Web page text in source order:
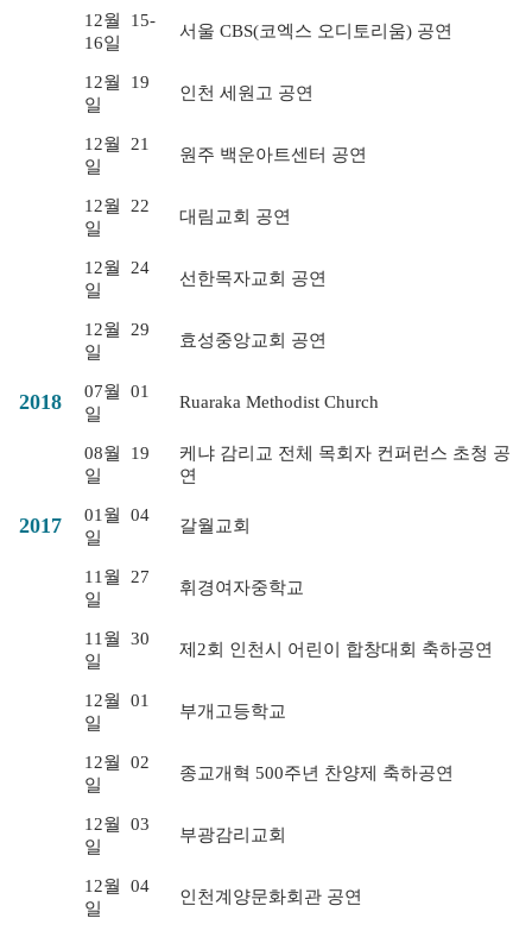
12월
15-
16일
서울 CBS(코엑스 오디토리움) 공연
12월
19
일
인천 세원고 공연
12월
21
일
원주 백운아트센터 공연
12월
22
일
대림교회 공연
12월
24
일
선한목자교회 공연
12월
29
일
효성중앙교회 공연
2018 07월
01
일
Ruaraka Methodist Church
08월
19
일
케냐 감리교 전체 목회자 컨퍼런스 초청 공
연
2017 01월
04
일
갈월교회
11월
27
일
휘경여자중학교
11월
30
일
제2회 인천시 어린이 합창대회 축하공연
12월
01
일
부개고등학교
12월
02
일
종교개혁 500주년 찬양제 축하공연
12월
03
일
부광감리교회
12월
04
일
인천계양문화회관 공연